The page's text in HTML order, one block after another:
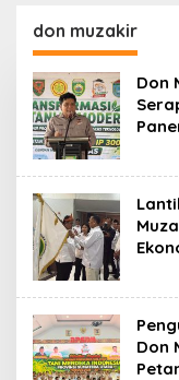
don muzakir
Don
Don